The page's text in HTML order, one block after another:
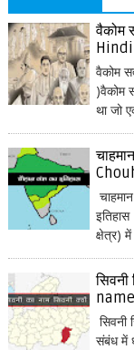
वैकोम
Hindi
वैकोम
)वैकोम
था जो
क्षेत्र)
संबंध में